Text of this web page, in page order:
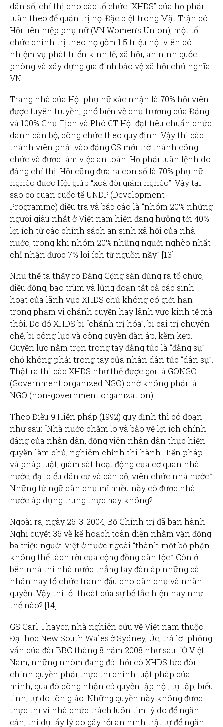
dân số, chỉ thị cho các tổ chức “XHDS” của họ phải
tuân theo để quản trị họ. Đặc biệt trong Mặt Trận có
Hội liên hiệp phụ nữ (VN Women’s Union), một tổ
chức chính trị theo họ gồm 1.5 triệu hội viên có
nhiệm vụ phát triển kinh tế, xã hội, an ninh quốc
phòng và xây dựng gia đình bảo vệ xã hội chủ nghĩa
VN.
Trang nhà của Hội phụ nữ xác nhận là 70% hội viên
được tuyên truyền, phổ biến về chủ trương của Đảng
và 100% Chủ Tịch và Phó CT Hội đạt tiêu chuẩn chức
danh cán bộ, công chức theo quy định. Vậy thì các
thành viên phải vào đảng CS mới trở thành công
chức và được làm việc an toàn. Họ phải tuân lệnh do
đảng chỉ thị. Hội cũng đưa ra con số là 70% phụ nữ
nghèo đươc Hội giúp “xoá đói giảm nghèo”. Vậy tại
sao cơ quan quốc tế UNDP (Development
Programme) điều tra và báo cáo là “nhóm 20% những
người giàu nhất ở Việt nam hiện đang hưởng tới 40%
lợi ích từ các chính sách an sinh xã hội của nhà
nước; trong khi nhóm 20% những người nghèo nhất
chỉ nhận được 7% lợi ích từ nguồn nầy.” [13]
Như thế ta thấy rõ Đảng Cộng sản đứng ra tổ chức,
điều động, bao trùm và lũng đoạn tất cả các sinh
hoạt của lãnh vực XHDS chứ không có giới hạn
trong phạm vi chánh quyền hay lãnh vực kinh tế mà
thôi. Do đó XHDS bị “chánh trị hóa”, bị cai trị chuyên
chế, bị công lực và công quyền đàn áp, kềm kẹp.
Quyền lực nằm trọn trong tay đảng tức là “đảng sự”
chớ không phải trong tay của nhân dân tức “dân sự”.
Thật ra thì các XHDS như thế được gọi là GONGO
(Government organized NGO) chớ không phải là
NGO (non-government organization).
Theo Điều 9 Hiến pháp (1992) quy định thì có đoạn
như sau: “Nhà nước chăm lo và bảo vệ lợi ích chính
đáng của nhân dân, động viên nhân dân thực hiện
quyền làm chủ, nghiêm chỉnh thi hành Hiến pháp
và pháp luật, giám sát hoạt động của cơ quan nhà
nước, đại biểu dân cử và cán bộ, viên chức nhà nước.”
Những từ ngữ dân chủ mĩ miều nầy có được nhà
nước áp dụng trung thực hay không?
Ngoài ra, ngày 26-3-2004, Bộ Chính trị đã ban hành
Nghị quyết 36 về kế hoạch toàn diện nhằm vận động
ba triệu người Việt ở nước ngoài “thành một bộ phận
không thể tách rời của cộng đồng dân tộc.” Còn ở
bên nhà thì nhà nước thẳng tay đàn áp những cá
nhân hay tổ chức tranh đấu cho dân chủ và nhân
quyền. Vậy thì lối thoát của sự bế tắc hiện nay như
thế nào? [14]
GS Carl Thayer, nhà nghiên cứu về Việt nam thuộc
Đại học New South Wales ở Sydney, Úc, trả lời phỏng
vấn của đài BBC tháng 8 năm 2008 như sau: “Ở Việt
Nam, những nhóm đang đòi hỏi có XHDS tức đòi
chính quyền phải thực thi chính luật pháp của
mình, qua đó công nhận có quyền lập hội, tụ tập, biểu
tình, tự do tôn giáo. Những quyền nầy không được
thực thi vì nhà chức trách luôn tìm lý do để ngăn
cản, thí dụ lấy lý do gây rối an ninh trật tự để ngăn